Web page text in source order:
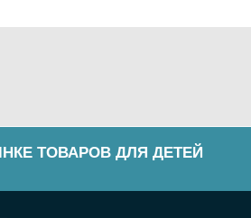
ТОВАРОВ ДЛЯ ДЕТЕЙ